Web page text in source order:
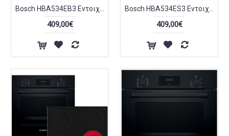
Bosch HBA534EB3 Εντοιχιζόμενος Φούρνος 71lt Α+ Μαύρος
409,00€
Bosch HBA534ES3 Εντοιχιζόμενος Φούρνος 71lt Inox A+
409,00€